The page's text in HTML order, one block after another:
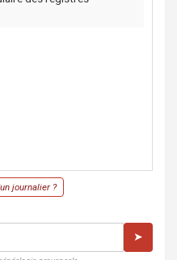
journalier ?
➤